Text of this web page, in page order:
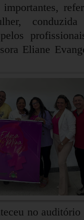
importantes,
Eliane
no